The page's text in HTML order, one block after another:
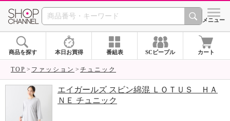
SHOP CHANNEL シメニュー
商品を探す 本日お買得 番組表 SCピープル カート
TOP ファッション チュニック
エイガールズ スビン綿混 ＬＯＴＵＳ ＨＡ
ＮＥ チュニック